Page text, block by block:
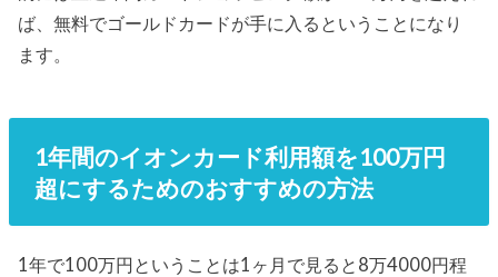
ば、無料でゴールドカードが手に入るということになり
ます。
1年間のイオンカード利用額を100万円
超にするためのおすすめの方法
1年で100万円ということは1ヶ月で見ると8万4000円程